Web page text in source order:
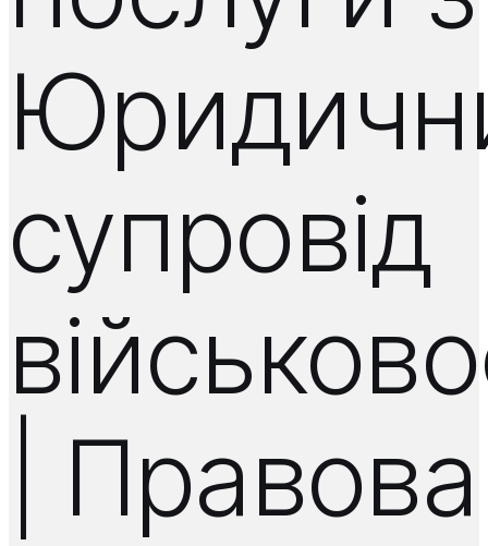
супровід
| Правова